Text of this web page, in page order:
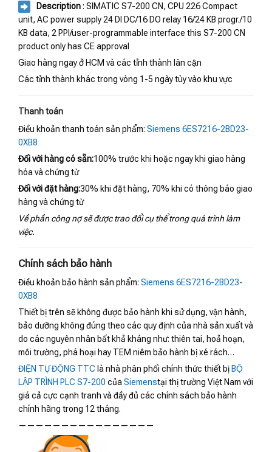
Description: SIMATIC S7-200 CN, CPU 226 Compact
unit, AC power supply 24 DI DC/16 DO relay 16/24 KB progr./10
KB data, 2 PPI/user-programmable interface this S7-200 CN
product only has CE approval
Giao hàng ngay ở HCM và các tỉnh thành lân cận
Các tỉnh thành khác trong vòng 1-5 ngày tùy vào khu vực
Thanh toán
Điều khoản thanh toán sản phẩm: Siemens 6ES7216-2BD23-
0XB8
Đối với hàng có sẵn:100% trước khi hoặc ngay khi giao hàng
hóa và chứng từ
Đối với đặt hàng:30% khi đặt hàng, 70% khi có thông báo giao
hàng và chứng từ
Về phần công nợ sẽ được trao đổi cụ thể trong quá trình làm
việc.
Chính sách bảo hành
Điều khoản bảo hành sản phẩm: Siemens 6ES7216-2BD23-
0XB8
Thiết bị trên sẽ không được bảo hành khi sử dụng, vận hành,
bảo dưỡng không đúng theo các quy định của nhà sản xuất và
do các nguyên nhân bất khả kháng như: thiên tai, hoả hoạn,
môi trường, phá hoại hay TEM niêm bảo hành bị xé rách…
ĐIỆN TỰ ĐỘNG TTC là nhà phân phối chính thức thiết bị BỘ
LẬP TRÌNH PLC S7-200 của Siemenstại thị trường Việt Nam với
giá cả cực cạnh tranh và đầy đủ các chính sách bảo hành
chính hãng trong 12 tháng.
————————————————